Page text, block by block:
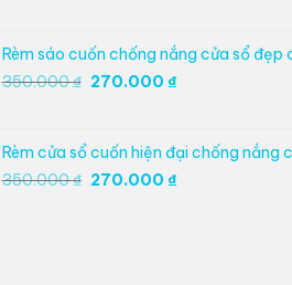
350.000 ₫.là:
270.000 ₫.
Rèm sáo cuốn chống nắng cửa sổ đẹp
350.000₫ Giá
350.000 ₫.
270.000 ₫Giá
là:
270.000 ₫.
Rèm cửa sổ cuốn hiện đại chống nắng
350.000₫ Giá
270.000 ₫Giá